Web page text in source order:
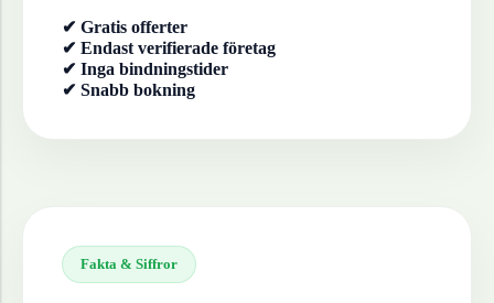
✔ Gratis offerter
✔ Endast verifierade företag
✔ Inga bindningstider
✔ Snabb bokning
Fakta & Siffror